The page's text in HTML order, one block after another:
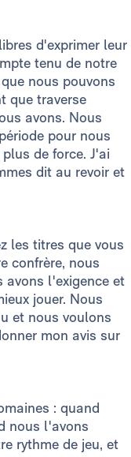
d'exprimer leur
tenu de notre
nous pouvons
que traverse
avons. Nous
pour nous
de force. J'ai
dit au revoir et
les titres que vous
confrère, nous
avons l'exigence et
jouer. Nous
et nous voulons
mon avis sur
: quand
nous l'avons
rythme de jeu, et